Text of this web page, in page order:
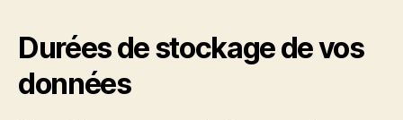
Durées de stockage de vos
données